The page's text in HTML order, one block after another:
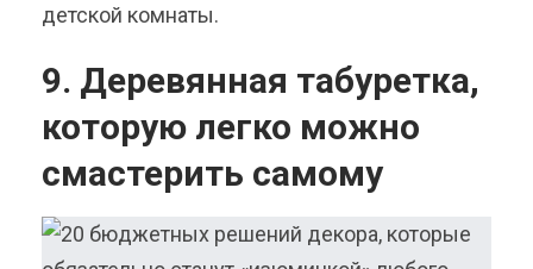
детской комнаты.
9. Деревянная табуретка,
которую легко можно
смастерить самому